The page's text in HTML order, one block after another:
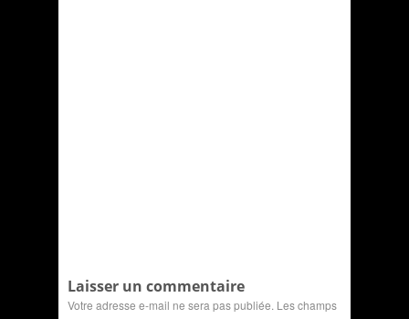
Laisser un commentaire
Votre adresse e-mail ne sera pas publiée. Les champs